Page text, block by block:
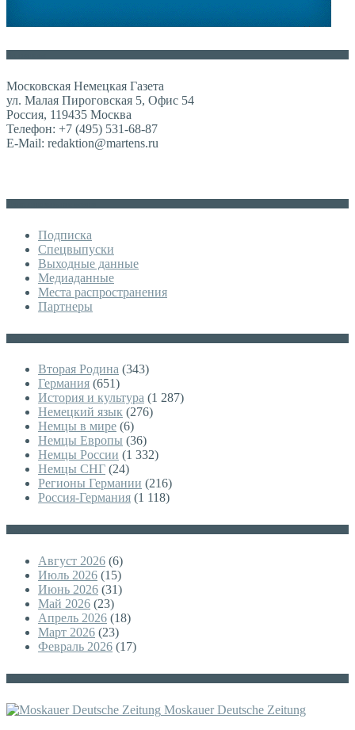
Московская Немецкая Газета
ул. Малая Пироговская 5, Офис 54
Россия, 119435 Москва
Телефон: +7 (495) 531-68-87
E-Mail: redaktion@martens.ru
Подписка
Спецвыпуски
Выходные данные
Медиаданные
Места распространения
Партнеры
Вторая Родина (343)
Германия (651)
История и культура (1 287)
Немецкий язык (276)
Немцы в мире (6)
Немцы Европы (36)
Немцы России (1 332)
Немцы СНГ (24)
Регионы Германии (216)
Россия-Германия (1 118)
Август 2026 (6)
Июль 2026 (15)
Июнь 2026 (31)
Май 2026 (23)
Апрель 2026 (18)
Март 2026 (23)
Февраль 2026 (17)
Moskauer Deutsche Zeitung